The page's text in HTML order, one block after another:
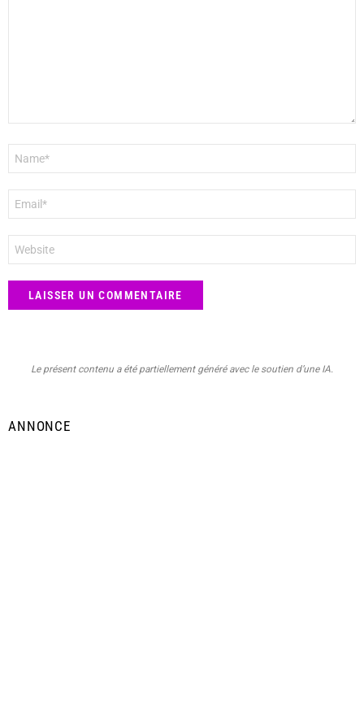
mail
*
web
Le présent contenu a été partiellement généré avec le soutien d’une IA.
ANNONCE